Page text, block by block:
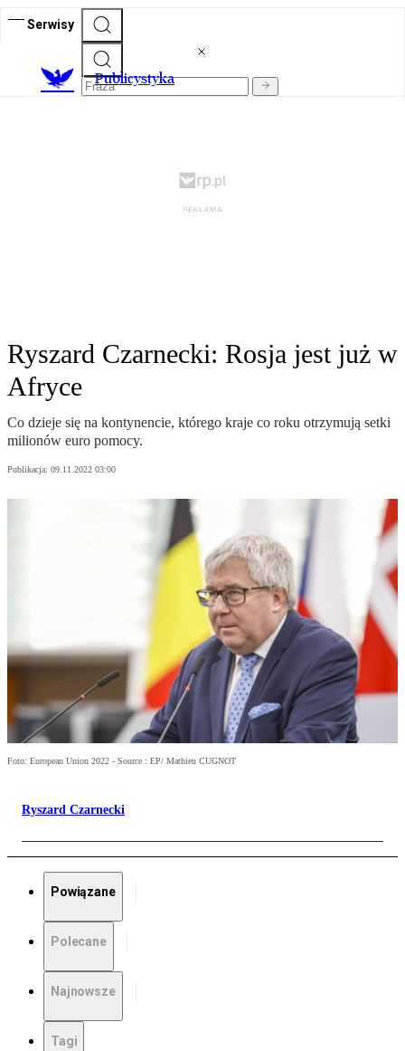
Serwisy
Publicystyka
Ryszard Czarnecki: Rosja jest już w
Afryce
Co dzieje się na kontynencie, którego kraje co roku otrzymują setki
milionów euro pomocy.
Publikacja: 09.11.2022 03:00
Foto: European Union 2022 - Source : EP/ Mathieu CUGNOT
Ryszard Czarnecki
Powiązane
Polecane
Najnowsze
Tagi